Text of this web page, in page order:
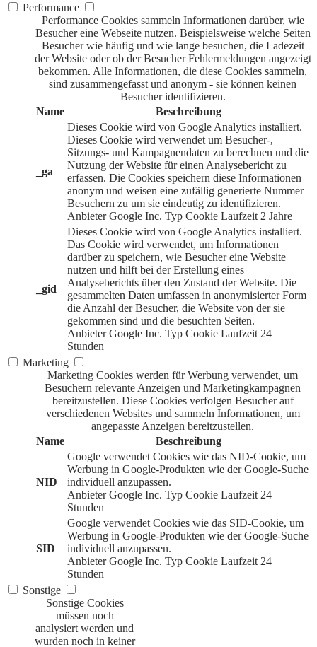
Performance
Performance Cookies sammeln Informationen darüber, wie
Besucher eine Webseite nutzen. Beispielsweise welche Seiten
Besucher wie häufig und wie lange besuchen, die Ladezeit
der Website oder ob der Besucher Fehlermeldungen angezeigt
bekommen. Alle Informationen, die diese Cookies sammeln,
sind zusammengefasst und anonym - sie können keinen
Besucher identifizieren.
Name
Beschreibung
_ga
Dieses Cookie wird von Google Analytics installiert.
Dieses Cookie wird verwendet um Besucher-,
Sitzungs- und Kampagnendaten zu berechnen und die
Nutzung der Website für einen Analysebericht zu
erfassen. Die Cookies speichern diese Informationen
anonym und weisen eine zufällig generierte Nummer
Besuchern zu um sie eindeutig zu identifizieren.
Anbieter Google Inc. Typ Cookie Laufzeit 2 Jahre
_gid
Dieses Cookie wird von Google Analytics installiert.
Das Cookie wird verwendet, um Informationen
darüber zu speichern, wie Besucher eine Website
nutzen und hilft bei der Erstellung eines
Analyseberichts über den Zustand der Website. Die
gesammelten Daten umfassen in anonymisierter Form
die Anzahl der Besucher, die Website von der sie
gekommen sind und die besuchten Seiten.
Anbieter Google Inc. Typ Cookie Laufzeit 24
Stunden
Marketing
Marketing Cookies werden für Werbung verwendet, um
Besuchern relevante Anzeigen und Marketingkampagnen
bereitzustellen. Diese Cookies verfolgen Besucher auf
verschiedenen Websites und sammeln Informationen, um
angepasste Anzeigen bereitzustellen.
Name
Beschreibung
NID
Google verwendet Cookies wie das NID-Cookie, um
Werbung in Google-Produkten wie der Google-Suche
individuell anzupassen.
Anbieter Google Inc. Typ Cookie Laufzeit 24
Stunden
SID
Google verwendet Cookies wie das SID-Cookie, um
Werbung in Google-Produkten wie der Google-Suche
individuell anzupassen.
Anbieter Google Inc. Typ Cookie Laufzeit 24
Stunden
Sonstige
Sonstige Cookies
müssen noch
analysiert werden und
wurden noch in keiner